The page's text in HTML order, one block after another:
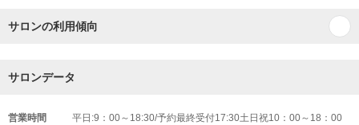
サロンの利用傾向
サロンデータ
営業時間 平日:9：00～18:30/予約最終受付17:30土日祝10：00～18：00